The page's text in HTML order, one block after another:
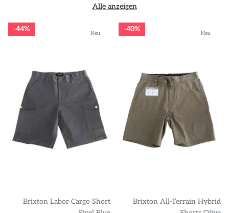
Alle anzeigen
Neu
44%
Brixton Labor Cargo Short
Neu
40%
Brixton All-Terrain Hybrid